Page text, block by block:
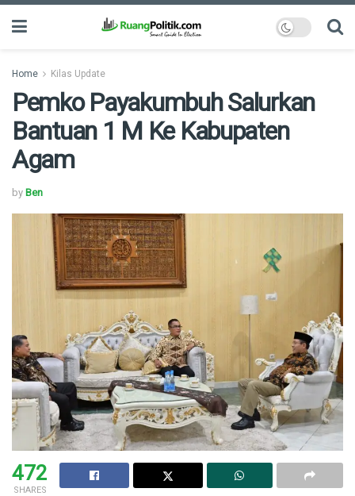
Home Kilas Update
Pemko Payakumbuh Salurkan
Bantuan 1 M Ke Kabupaten
Agam
by Ben
472
SHARES